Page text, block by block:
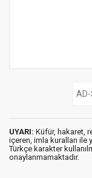
UYARI: Küfür, hakaret,
içeren, imla kuralları ile
Türkçe karakter
onaylanmamaktadır.